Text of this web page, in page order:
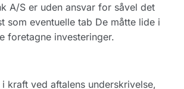
A/S er uden ansvar for såvel det
som eventuelle tab De måtte lide i
foretagne investeringer.
kraft ved aftalens underskrivelse,